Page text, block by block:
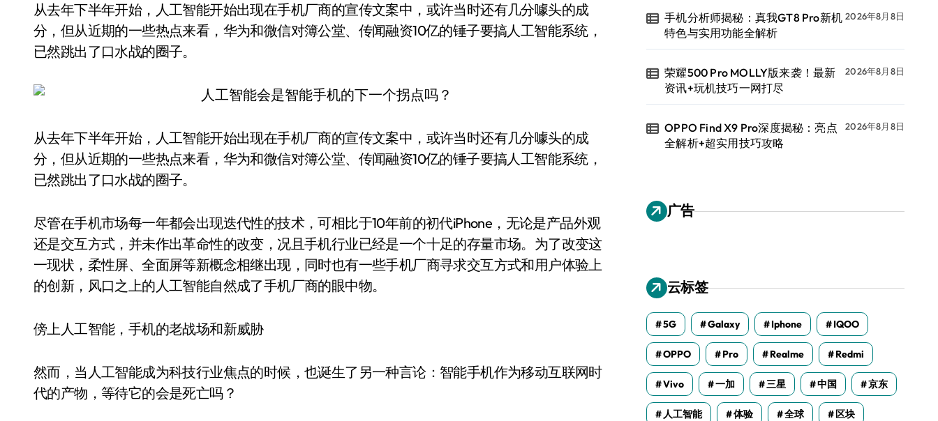
从去年下半年开始，人工智能开始出现在手机厂商的宣传文案中，或许当时还有几分噱头的成
分，但从近期的一些热点来看，华为和微信对簿公堂、传闻融资10亿的锤子要搞人工智能系统，
已然跳出了口水战的圈子。
从去年下半年开始，人工智能开始出现在手机厂商的宣传文案中，或许当时还有几分噱头的成
分，但从近期的一些热点来看，华为和微信对簿公堂、传闻融资10亿的锤子要搞人工智能系统，
已然跳出了口水战的圈子。
尽管在手机市场每一年都会出现迭代性的技术，可相比于10年前的初代iPhone，无论是产品外观
还是交互方式，并未作出革命性的改变，况且手机行业已经是一个十足的存量市场。为了改变这
一现状，柔性屏、全面屏等新概念相继出现，同时也有一些手机厂商寻求交互方式和用户体验上
的创新，风口之上的人工智能自然成了手机厂商的眼中物。
傍上人工智能，手机的老战场和新威胁
然而，当人工智能成为科技行业焦点的时候，也诞生了另一种言论：智能手机作为移动互联网时
代的产物，等待它的会是死亡吗？
手机分析师揭秘：真我GT8 Pro新机
特色与实用功能全解析
2026年8月8日
荣耀500 Pro MOLLY版来袭！最新
资讯+玩机技巧一网打尽
2026年8月8日
OPPO Find X9 Pro深度揭秘：亮点
全解析+超实用技巧攻略
2026年8月8日
广告
云标签
5G Galaxy Iphone IQOO
OPPO Pro Realme Redmi
Vivo 一加 三星 中国 京东
人工智能 体验 全球 区块